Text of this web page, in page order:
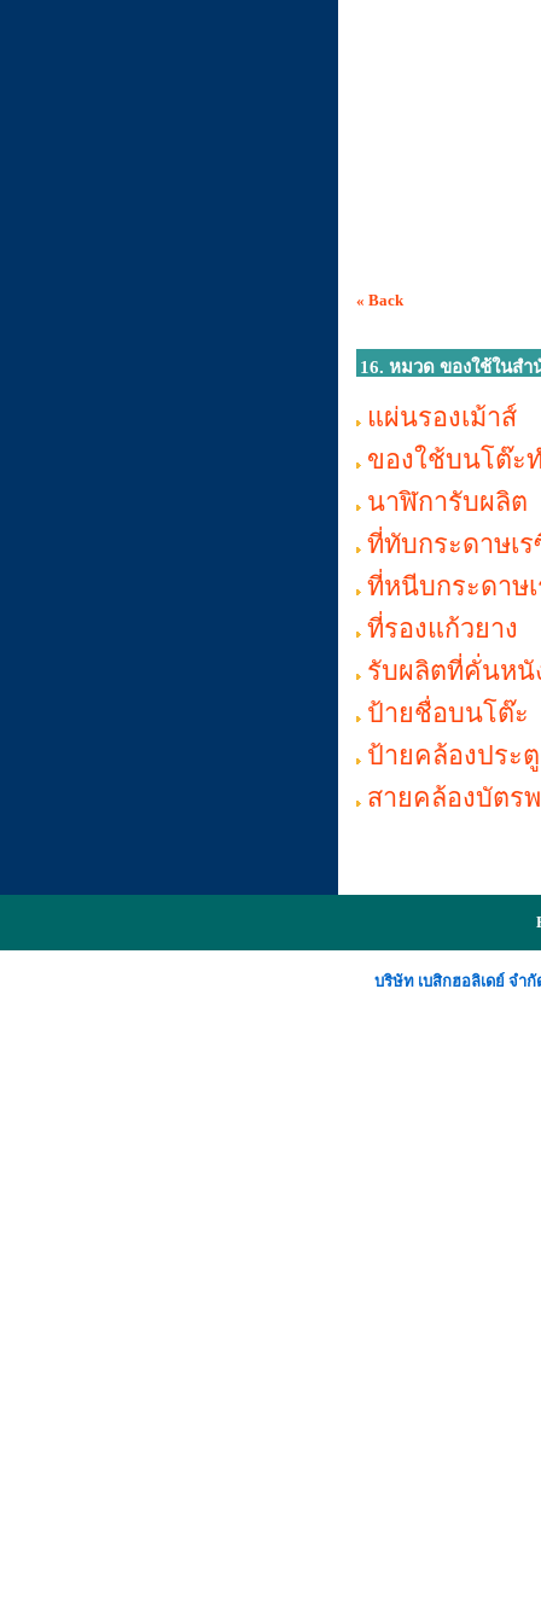
« Back
16. หมวด ของใช้ในสำ
แผ่นรองเม้าส์
ของใช้บนโต๊ะ
นาฬิการับผลิต
ที่ทับกระดาษเ
ที่หนีบกระดาษ
ที่รองแก้วยาง
รับผลิตที่คั่นหนั
ป้ายชื่อบนโต๊ะ
ป้ายคล้องประตู
สายคล้องบัตร
บริษัท เบสิกฮอลิเดย์ จำ